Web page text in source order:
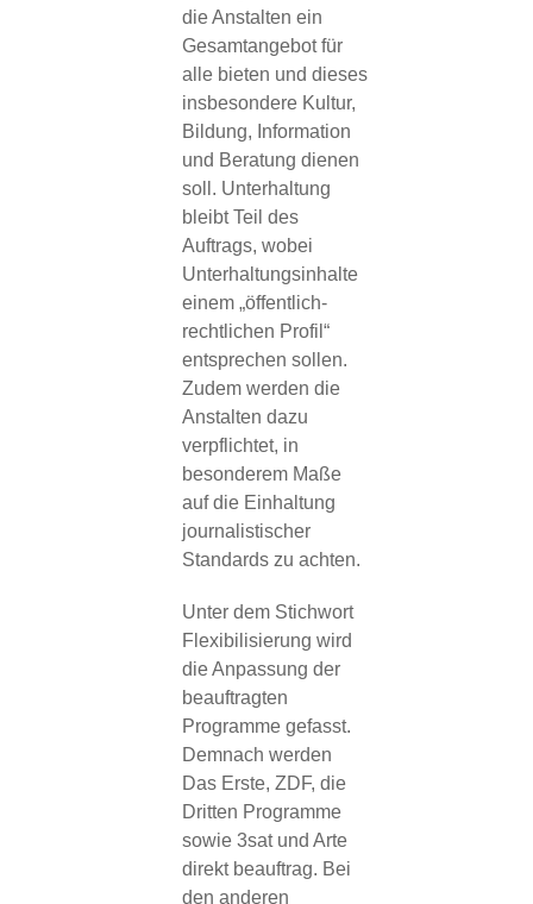
die Anstalten ein
Gesamtangebot für
alle bieten und dieses
insbesondere Kultur,
Bildung, Information
und Beratung dienen
soll. Unterhaltung
bleibt Teil des
Auftrags, wobei
Unterhaltungsinhalte
einem „öffentlich-
rechtlichen Profil“
entsprechen sollen.
Zudem werden die
Anstalten dazu
verpflichtet, in
besonderem Maße
auf die Einhaltung
journalistischer
Standards zu achten.
Unter dem Stichwort
Flexibilisierung wird
die Anpassung der
beauftragten
Programme gefasst.
Demnach werden
Das Erste, ZDF, die
Dritten Programme
sowie 3sat und Arte
direkt beauftrag. Bei
den anderen